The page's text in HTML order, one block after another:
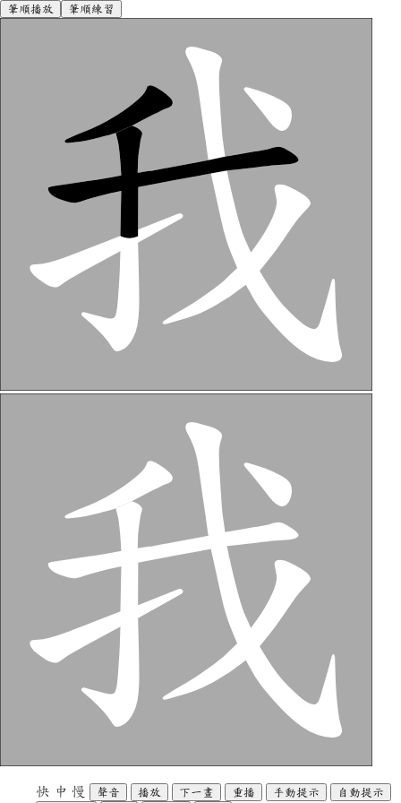
筆順播放 筆順練習
快 中 慢 聲音 播放 下一畫 重播 手動提示 自動提示